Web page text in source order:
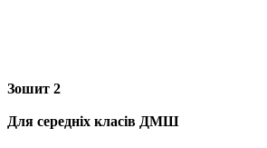
Зошит 2
Для середніх класів ДМШ